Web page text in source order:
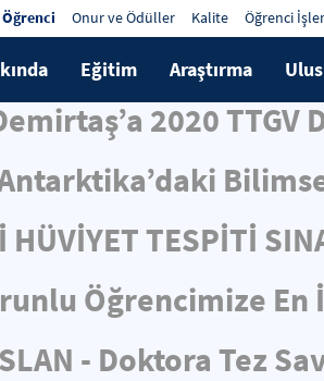
Onur ve Ödüller Kalite Öğrenci
Eğitim Araştırma
2020 TTGV
HÜVİYET TESPİTİ
Öğrencimize En
- Doktora Tez